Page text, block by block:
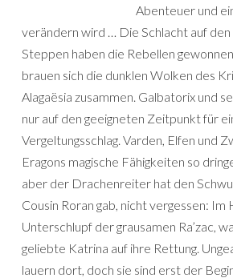
Abenteuer und
verändern wird … Die Schlacht auf
Steppen haben die Rebellen
brauen sich die dunklen Wolken des
Alagaësia zusammen. Galbatorix und
nur auf den geeigneten Zeitpunkt für
Vergeltungsschlag. Varden, Elfen und
Eragons magische Fähigkeiten so
aber der Drachenreiter hat den
Cousin Roran gab, nicht vergessen: Im
Unterschlupf der grausamen Ra’zac,
geliebte Katrina auf ihre Rettung.
lauern dort, doch sie sind erst der